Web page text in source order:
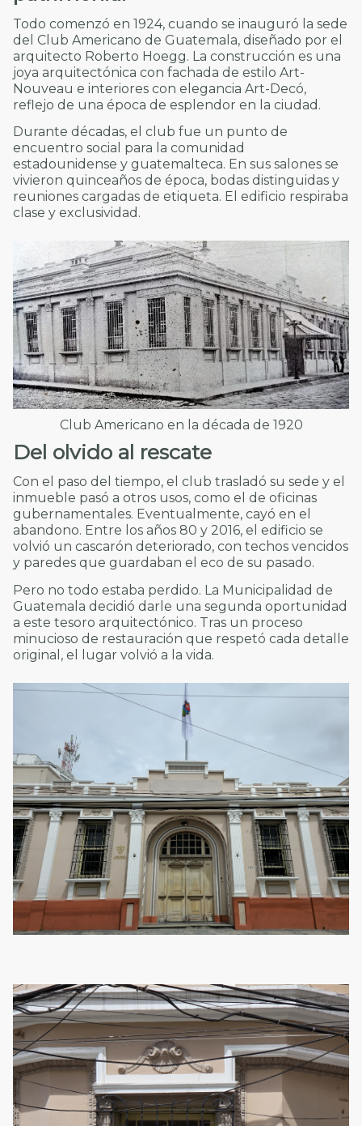
Todo comenzó en 1924, cuando se inauguró la sede
del Club Americano de Guatemala, diseñado por el
arquitecto Roberto Hoegg. La construcción es una
joya arquitectónica con fachada de estilo Art-
Nouveau e interiores con elegancia Art-Decó,
reflejo de una época de esplendor en la ciudad.
Durante décadas, el club fue un punto de
encuentro social para la comunidad
estadounidense y guatemalteca. En sus salones se
vivieron quinceaños de época, bodas distinguidas y
reuniones cargadas de etiqueta. El edificio respiraba
clase y exclusividad.
Club Americano en la década de 1920
Del olvido al rescate
Con el paso del tiempo, el club trasladó su sede y el
inmueble pasó a otros usos, como el de oficinas
gubernamentales. Eventualmente, cayó en el
abandono. Entre los años 80 y 2016, el edificio se
volvió un cascarón deteriorado, con techos vencidos
y paredes que guardaban el eco de su pasado.
Pero no todo estaba perdido. La Municipalidad de
Guatemala decidió darle una segunda oportunidad
a este tesoro arquitectónico. Tras un proceso
minucioso de restauración que respetó cada detalle
original, el lugar volvió a la vida.